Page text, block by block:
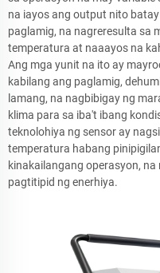
na iayos ang output nito
paglamig, na nagreresulta sa
temperatura at naaayos na
Ang mga yunit na ito ay
kabilang ang paglamig,
lamang, na nagbibigay ng
klima para sa iba't ibang
teknolohiya ng sensor ay
temperatura habang
kinakailangang operasyon,
pagtitipid ng enerhiya.